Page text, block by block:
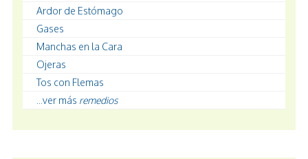
Ardor de Estómago
Gases
Manchas en la Cara
Ojeras
Tos con Flemas
...ver más remedios